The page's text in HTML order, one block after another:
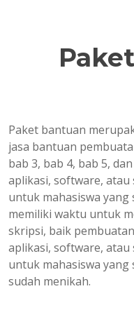
Paket bantuan
jasa bantuan
bab 3, bab 4, bab 5,
aplikasi, software, atau
untuk mahasiswa
memiliki waktu untuk
skripsi, baik
aplikasi, software, atau
untuk mahasiswa
sudah menikah.